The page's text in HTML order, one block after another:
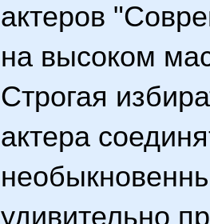
актеров
на высоком
Строгая
актера
удивительно